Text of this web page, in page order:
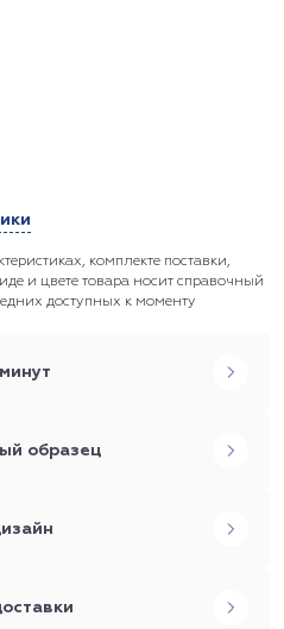
комплекте поставки,
и цвете товара носит справочный
доступных к моменту
образец